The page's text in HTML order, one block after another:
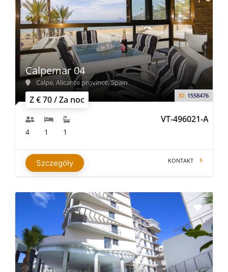
Z € 70 / Za noc ID: 1558476
VT-496021-A
Calpemar 04
Calpe, Alicante province, Spain
4 1 1
Szczegóły KONTAKT